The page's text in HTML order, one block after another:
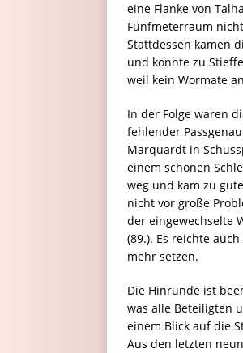
eine Flanke von
Fünfmeterraum
Stattdessen kamen
und konnte zu
weil kein Wormate
In der Folge waren
fehlender
Marquardt in
einem schönen
weg und kam zu
nicht vor große
der eingewechselte
(89.). Es reichte
mehr setzen.
Die Hinrunde ist
was alle Beteiligten
einem Blick auf die
Aus den letzten